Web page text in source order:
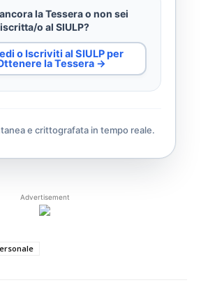
la Tessera o non sei
iscritta/o al SIULP?
o Iscriviti al SIULP per
la Tessera →
e crittografata in tempo reale.
Advertisement